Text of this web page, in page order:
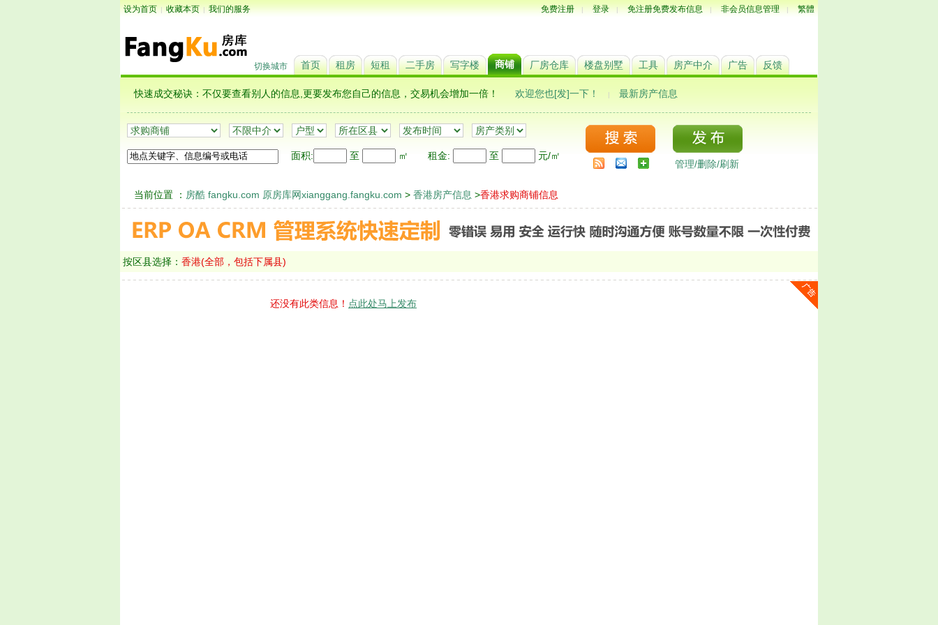
设为首页 | 收藏本页 | 我们的服务 免费注册 | 登录 | 免注册免费发布信息 | 非会员信息管理 | 繁體
切换城市 首页 租房 短租 二手房 写字楼 商铺 厂房仓库 楼盘别墅 工具 房产中介 广告 反馈
快速成交秘诀：不仅要查看别人的信息,更要发布您自己的信息，交易机会增加一倍！ 欢迎您也[发]一下！ | 最新房产信息
面积: 至 ㎡ 租金: 至 元/㎡
管理/删除/刷新
当前位置 ： 房酷 fangku.com 原房库网xianggang.fangku.com > 香港房产信息 >香港求购商铺信息
按区县选择： 香港(全部，包括下属县)
还没有此类信息！ 点此处马上发布